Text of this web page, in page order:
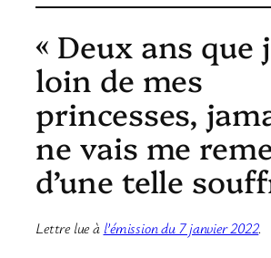
« Deux ans que
loin de mes
princesses,
ne vais me
d’une telle
Lettre lue à l’émission du 7 janvier 2022.